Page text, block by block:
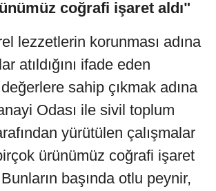
coğrafi işaret aldı"
lezzetlerin korunması adına
atıldığını ifade eden
sahip çıkmak adına
Odası ile sivil toplum
yürütülen çalışmalar
ürünümüz coğrafi işaret
başında otlu peynir,